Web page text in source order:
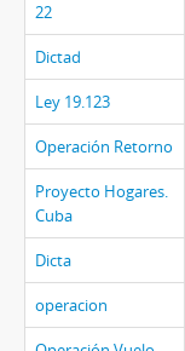
22
Dictad
Ley 19.123
Operación Retorno
Proyecto Hogares.
Cuba
Dicta
operacion